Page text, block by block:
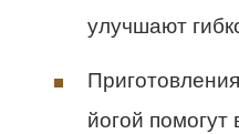
улучшают
йогой помогут